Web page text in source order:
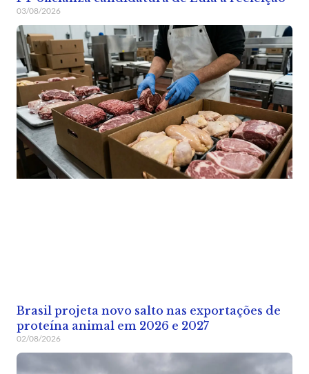
03/08/2026
Brasil projeta novo salto nas exportações de
proteína animal em 2026 e 2027
02/08/2026